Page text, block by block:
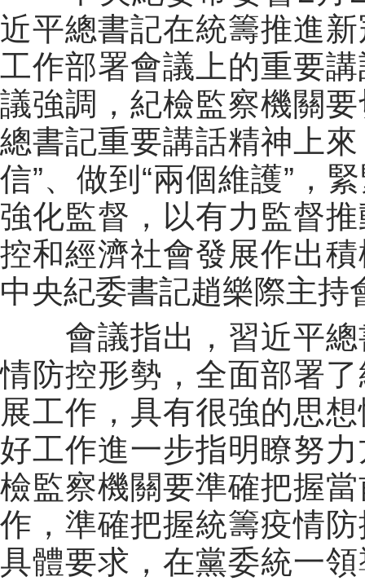
近平總書記在統籌推進
工作部署會議上的重要
議強調，紀檢監察機關
總書記重要講話精神上來
信”、做到“兩個維護”，
強化監督，以有力監督
控和經濟社會發展作出
中央紀委書記趙樂際主持
會議指出，習近平總
情防控形勢，全面部署
展工作，具有很強的思
好工作進一步指明瞭努
檢監察機關要準確把握
作，準確把握統籌疫情
具體要求，在黨委統一